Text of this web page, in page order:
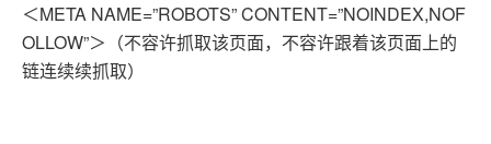
＜META NAME=”ROBOTS” CONTENT=”NOINDEX,NOF
OLLOW”＞（不容许抓取该页面，不容许跟着该页面上的
链连续续抓取）